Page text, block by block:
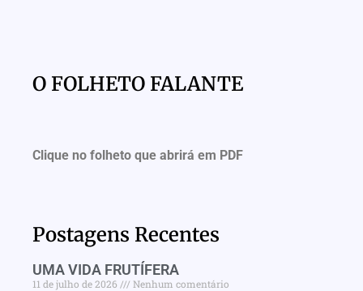
O FOLHETO FALANTE
Clique no folheto que abrirá em PDF
Postagens Recentes
UMA VIDA FRUTÍFERA
11 de julho de 2026
Nenhum comentário